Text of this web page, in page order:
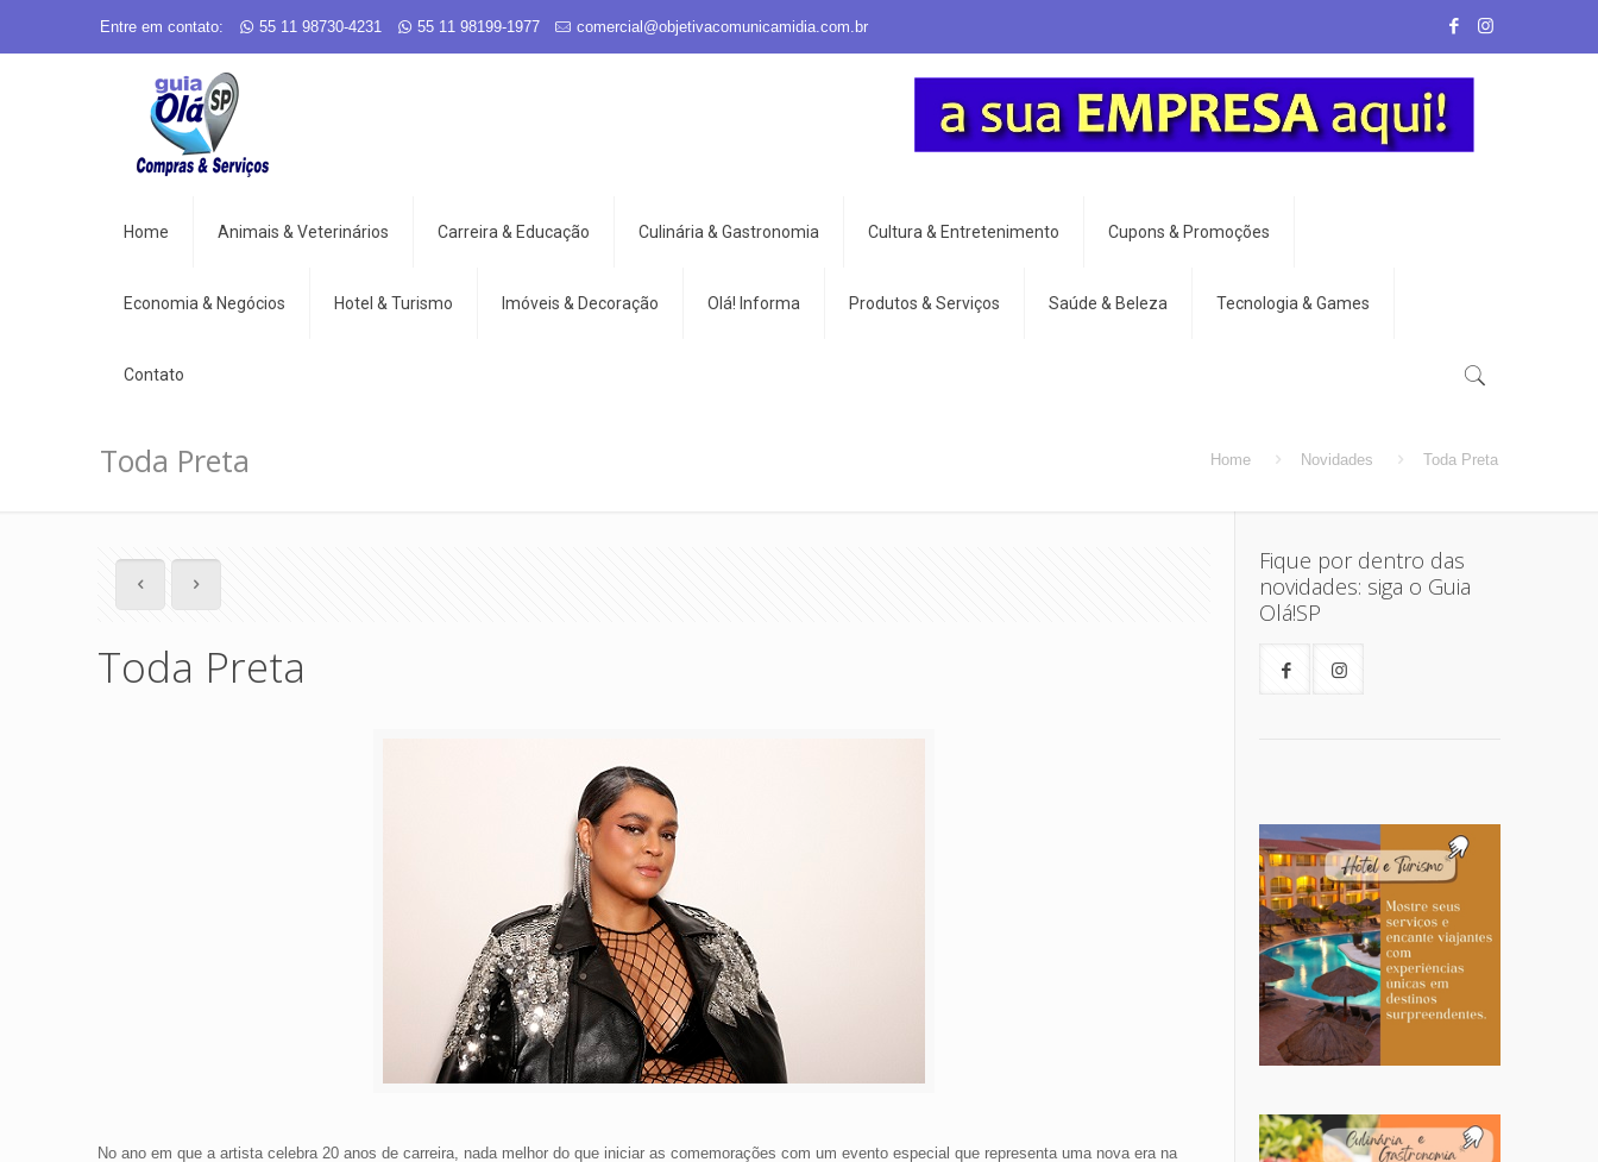
Entre em contato: 55 11 98730-4231 55 11 98199-1977 comercial@objetivacomunicamidia.com.br
Home Animais & Veterinários Carreira & Educação Culinária & Gastronomia Cultura & Entretenimento Cupons & Promoções
Economia & Negócios Hotel & Turismo Imóveis & Decoração Olá! Informa Produtos & Serviços Saúde & Beleza Tecnologia & Games
Contato
Toda Preta Home Novidades Toda Preta
Toda Preta
No ano em que a artista celebra 20 anos de carreira, nada melhor do que iniciar as comemorações com um evento especial que representa uma nova era na
Fique por dentro das
novidades: siga o Guia
Olá!SP